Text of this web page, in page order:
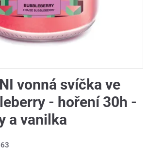
vonná svíčka ve
- hoření 30h -
a vanilka